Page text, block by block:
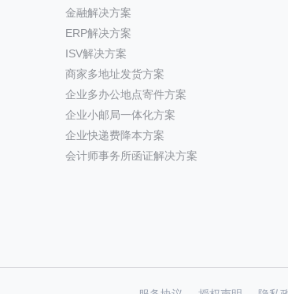
金融解决方案
ERP解决方案
ISV解决方案
商家多地址发货方案
企业多办公地点寄件方案
企业小邮局一体化方案
企业快递费降本方案
会计师事务所函证解决方案